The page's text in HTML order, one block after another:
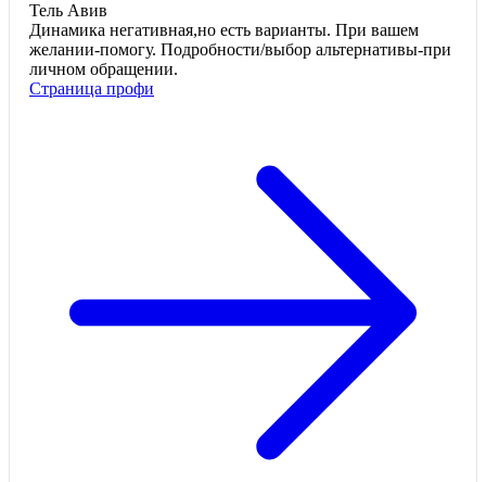
Тель Авив
Динамика негативная,но есть варианты. При вашем
желании-помогу. Подробности/выбор альтернативы-при
личном обращении.
Страница профи